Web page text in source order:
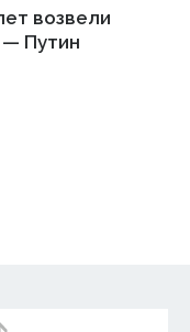
возвели
— Путин